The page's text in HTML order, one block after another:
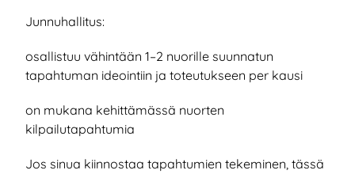
Junnuhallitus:
osallistuu vähintään 1–2 nuorille suunnatun
tapahtuman ideointiin ja toteutukseen per kausi
on mukana kehittämässä nuorten
kilpailutapahtumia
Jos sinua kiinnostaa tapahtumien tekeminen, tässä